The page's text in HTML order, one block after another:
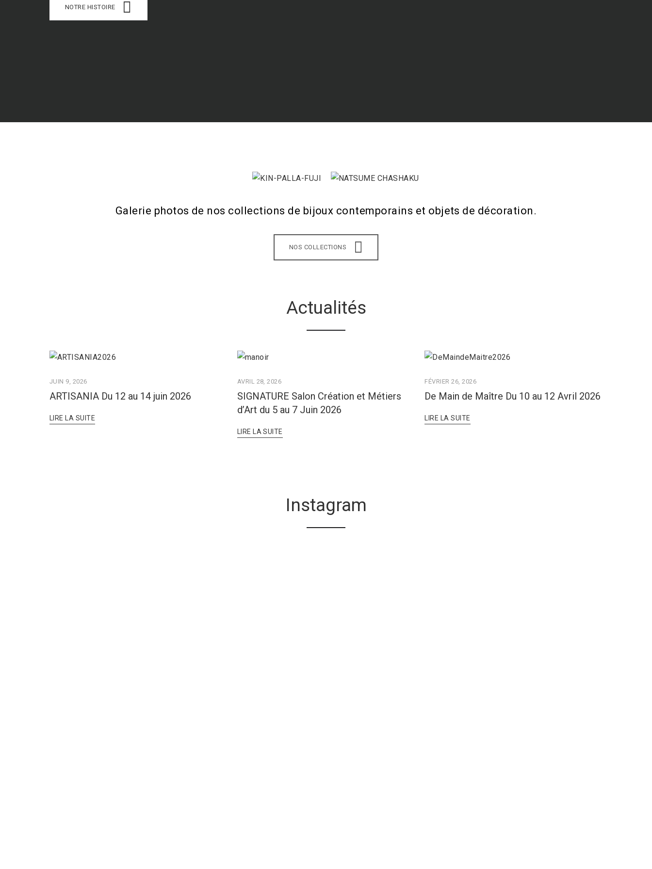
NOTRE HISTOIRE
Galerie photos de nos collections de bijoux contemporains et objets de décoration.
NOS COLLECTIONS
Actualités
JUIN 9, 2026
ARTISANIA Du 12 au 14 juin 2026
LIRE LA SUITE
AVRIL 28, 2026
SIGNATURE Salon Création et Métiers
d’Art du 5 au 7 Juin 2026
LIRE LA SUITE
FÉVRIER 26, 2026
De Main de Maître Du 10 au 12 Avril 2026
LIRE LA SUITE
Instagram